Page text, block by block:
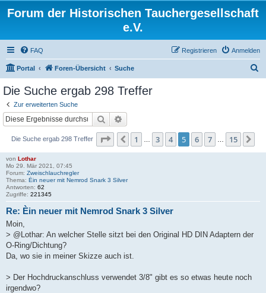
Forum der Historischen Tauchergesellschaft
e.V.
FAQ Anmelden
Registrieren
Portal Foren-Übersicht Suche
Die Suche ergab 298 Treffer
Zur erweiterten Suche
Suche
Die Suche ergab 298 Treffer Seite von 15
Vorherige
1 3 4 5 6 7 15
von Lothar
Mo 29. Mär 2021, 07:45
Forum: Zweischlauchregler
Thema: Èin neuer mit Nemrod Snark 3 Silver
Antworten: 62
Zugriffe: 221345
Re: Èin neuer mit Nemrod Snark 3 Silver
Moin,
> @Lothar: An welcher Stelle sitzt bei den Original HD DIN Adaptern der
O-Ring/Dichtung?
Da, wo sie in meiner Skizze auch ist.
> Der Hochdruckanschluss verwendet 3/8" gibt es so etwas heute noch
irgendwo?